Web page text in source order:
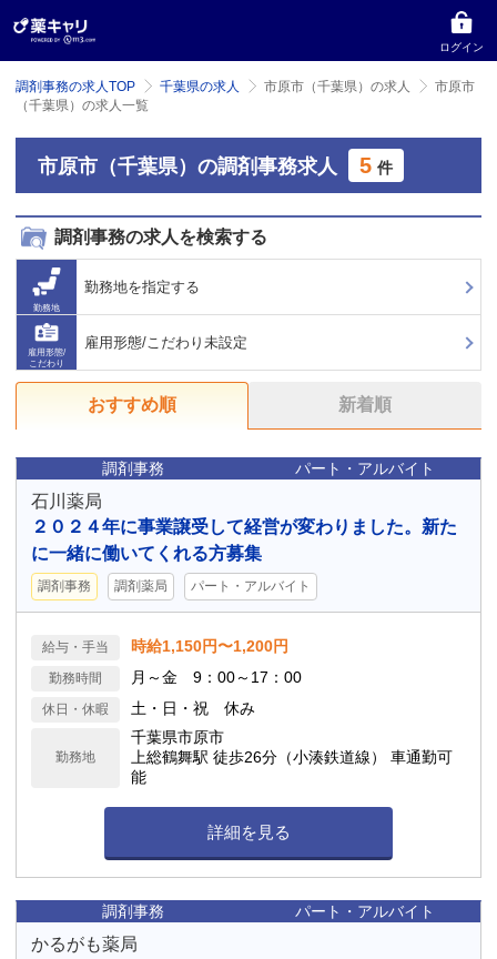
ログイン
調剤事務の求人TOP 千葉県の求人 市原市（千葉県）の求人
市原市
（千葉県）の求人一覧
市原市（千葉県）の調剤事務求人 5 件
調剤事務の求人を検索する
勤務地
勤務地を指定する
雇用形態/
こだわり
雇用形態/こだわり未設定
おすすめ順 新着順
調剤事務 パート・アルバイト
石川薬局
２０２４年に事業譲受して経営が変わりました。新た
に一緒に働いてくれる方募集
調剤事務 調剤薬局 パート・アルバイト
給与・手当 時給1,150円〜1,200円
勤務時間 月～金 9：00～17：00
休日・休暇 土・日・祝 休み
勤務地
千葉県市原市
上総鶴舞駅 徒歩26分（小湊鉄道線） 車通勤可
能
詳細を見る
調剤事務 パート・アルバイト
かるがも薬局